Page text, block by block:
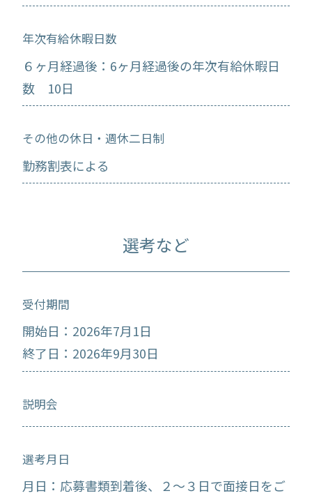
年次有給休暇日数
６ヶ月経過後：6ヶ月経過後の年次有給休暇日
数 10日
その他の休日・週休二日制
勤務割表による
選考など
受付期間
開始日：2026年7月1日
終了日：2026年9月30日
説明会
選考月日
月日：応募書類到着後、２～３日で面接日をご